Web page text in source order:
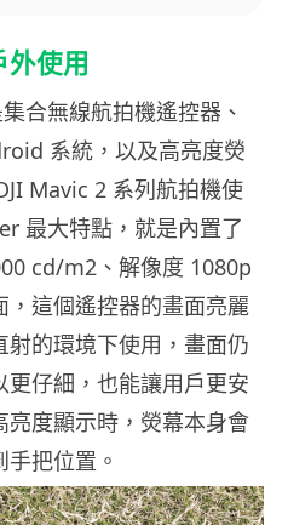
外使用
合無線航拍機遙控器、
系統，以及高亮度熒
Mavic 2 系列航拍機使
最大特點，就是內置了
cd/m2、解像度 1080p
這個遙控器的畫面亮麗
的環境下使用，畫面仍
仔細，也能讓用戶更安
度顯示時，熒幕本身會
把位置。